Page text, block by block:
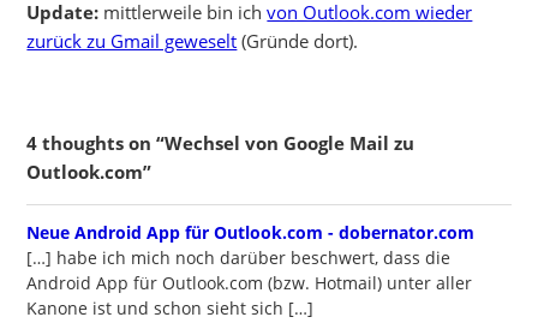
Update: mittlerweile bin ichvon Outlook.com wieder
zurück zu Gmail geweselt (Gründe dort).
4 thoughts on “Wechsel von Google Mail zu
Outlook.com”
Neue Android App für Outlook.com - dobernator.com
[…] habe ich mich noch darüber beschwert, dass die
Android App für Outlook.com (bzw. Hotmail) unter aller
Kanone ist und schon sieht sich […]